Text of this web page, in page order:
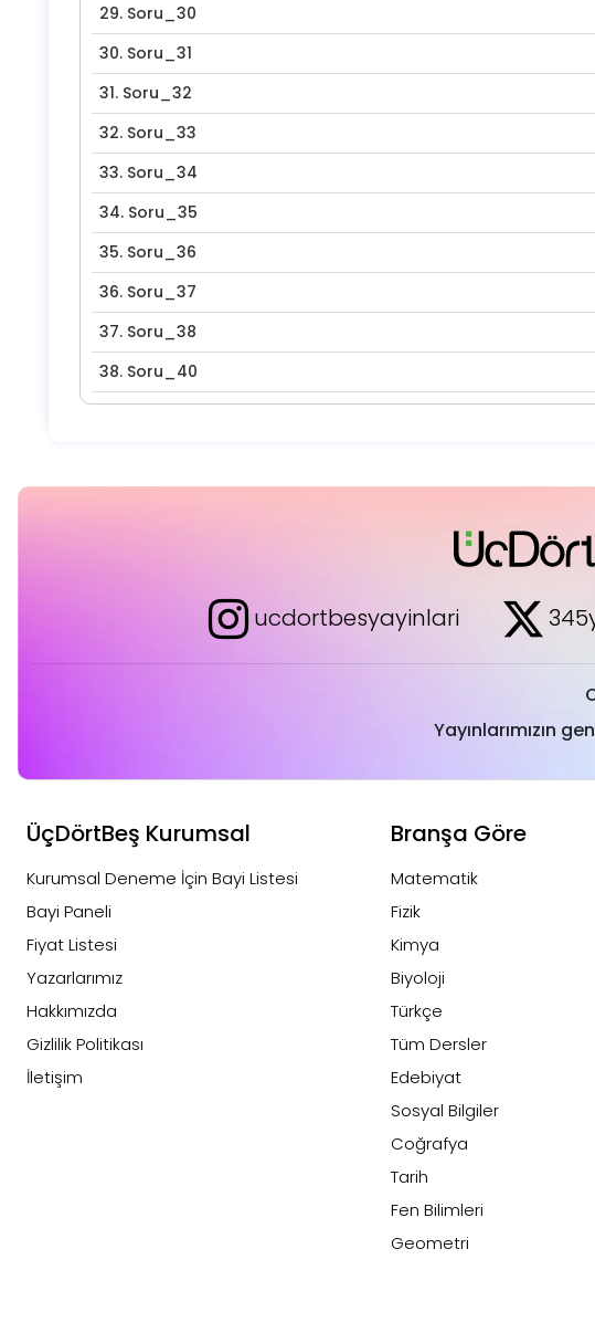
29. Soru_30
30. Soru_31
31. Soru_32
32. Soru_33
33. Soru_34
34. Soru_35
35. Soru_36
36. Soru_37
37. Soru_38
38. Soru_40
ucdortbesyayinlari
Yayınlarımızın
ÜçDörtBeş Kurumsal
Kurumsal Deneme İçin Bayi Listesi
Bayi Paneli
Fiyat Listesi
Yazarlarımız
Hakkımızda
Gizlilik Politikası
İletişim
Branşa Göre
Matematik
Fizik
Kimya
Biyoloji
Türkçe
Tüm Dersler
Edebiyat
Sosyal Bilgiler
Coğrafya
Tarih
Fen Bilimleri
Geometri